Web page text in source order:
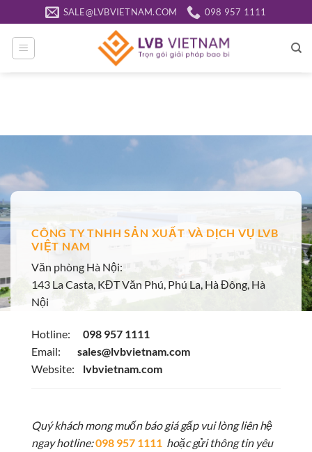
qua
nội
dung
SALE@LVBVIETNAM.COM 098 957 1111
CÔNG TY TNHH SẢN XUẤT VÀ DỊCH VỤ LVB
VIỆT NAM
Văn phòng Hà Nội:
143 La Casta, KĐT Văn Phú, Phú La, Hà Đông, Hà
Nội
Hotline:
098 957 1111
Email:
sales@lvbvietnam.com
Website:
lvbvietnam.com
Quý khách mong muốn báo giá gấp vui lòng liên hệ
ngay hotline:098 957 1111 hoặc gửi thông tin yêu